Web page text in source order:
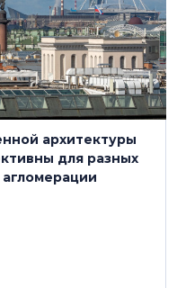
архитектуры
для разных